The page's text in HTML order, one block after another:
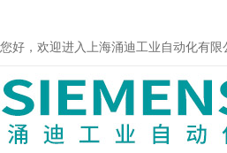
您好，欢迎进入上海涌迪工业自动化有限